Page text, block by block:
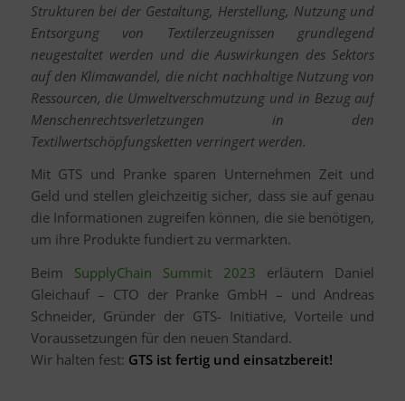
Strukturen bei der Gestaltung, Herstellung, Nutzung und
Entsorgung von Textilerzeugnissen grundlegend
neugestaltet werden und die Auswirkungen des Sektors
auf den Klimawandel, die nicht nachhaltige Nutzung von
Ressourcen, die Umweltverschmutzung und in Bezug auf
Menschenrechtsverletzungen in den
Textilwertschöpfungsketten verringert werden.
Mit GTS und Pranke sparen Unternehmen Zeit und
Geld und stellen gleichzeitig sicher, dass sie auf genau
die Informationen zugreifen können, die sie benötigen,
um ihre Produkte fundiert zu vermarkten.
Beim SupplyChain Summit 2023 erläutern Daniel
Gleichauf – CTO der Pranke GmbH – und Andreas
Schneider, Gründer der GTS- Initiative, Vorteile und
Voraussetzungen für den neuen Standard.
Wir halten fest: GTS ist fertig und einsatzbereit!